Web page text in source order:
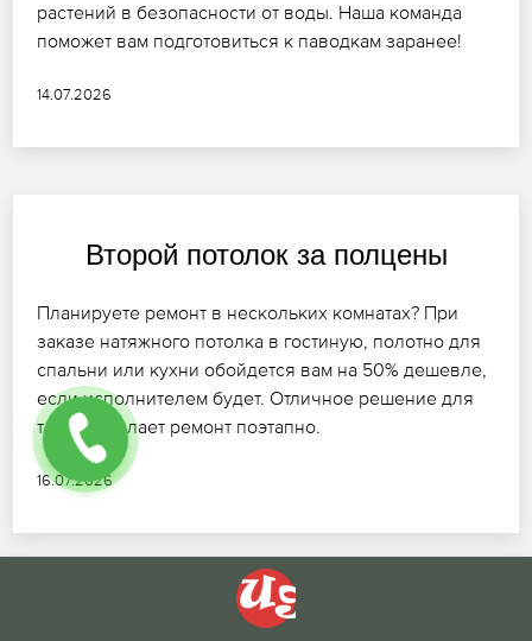
растений в безопасности от воды. Наша команда
поможет вам подготовиться к паводкам заранее!
14.07.2026
Второй потолок за полцены
Планируете ремонт в нескольких комнатах? При
заказе натяжного потолка в гостиную, полотно для
спальни или кухни обойдется вам на 50% дешевле,
если исполнителем будет. Отличное решение для
тех, кто делает ремонт поэтапно.
16.07.2026